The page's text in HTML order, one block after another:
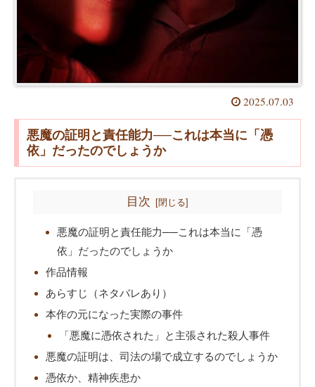
2025.07.03
悪魔の証明と責任能力──これは本当に「憑
依」だったのでしょうか
目次
悪魔の証明と責任能力──これは本当に「憑
依」だったのでしょうか
作品情報
あらすじ（ネタバレあり）
本作の元になった実際の事件
「悪魔に憑依された」と主張された殺人事件
悪魔の証明は、司法の場で成立するのでしょうか
憑依か、精神疾患か